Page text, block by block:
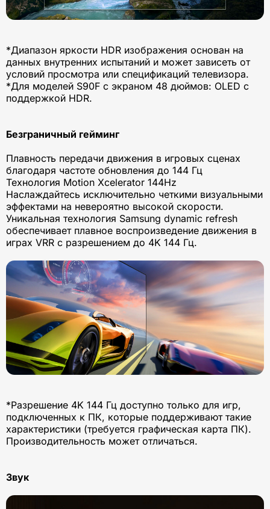
*Диапазон яркости HDR изображения основан на
данных внутренних испытаний и может зависеть от
условий просмотра или спецификаций телевизора.
*Для моделей S90F с экраном 48 дюймов: OLED с
поддержкой HDR.
Безграничный гейминг
Плавность передачи движения в игровых сценах
благодаря частоте обновления до 144 Гц
Технология Motion Xcelerator 144Hz
Наслаждайтесь исключительно четкими визуальными
эффектами на невероятно высокой скорости.
Уникальная технология Samsung dynamic refresh
обеспечивает плавное воспроизведение движения в
играх VRR с разрешением до 4K 144 Гц.
*Разрешение 4K 144 Гц доступно только для игр,
подключенных к ПК, которые поддерживают такие
характеристики (требуется графическая карта ПК).
Производительность может отличаться.
Звук